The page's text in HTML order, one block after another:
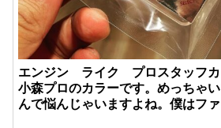
エンジン ライク プロスタッフカ
小森プロのカラーです。めっちゃ
んで悩んじゃいますよね。僕はフ